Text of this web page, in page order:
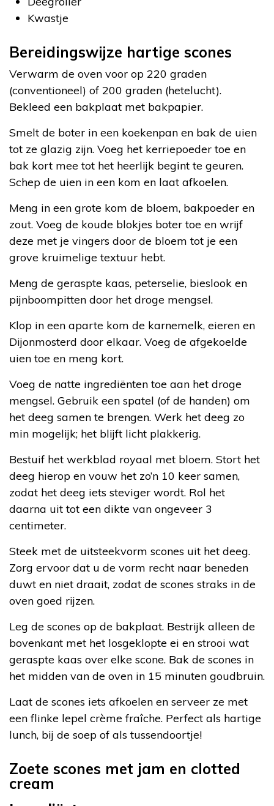
Kwastje
Bereidingswijze hartige scones
Verwarm de oven voor op 220 graden
(conventioneel) of 200 graden (hetelucht).
Bekleed een bakplaat met bakpapier.
Smelt de boter in een koekenpan en bak de uien
tot ze glazig zijn. Voeg het kerriepoeder toe en
bak kort mee tot het heerlijk begint te geuren.
Schep de uien in een kom en laat afkoelen.
Meng in een grote kom de bloem, bakpoeder en
zout. Voeg de koude blokjes boter toe en wrijf
deze met je vingers door de bloem tot je een
grove kruimelige textuur hebt.
Meng de geraspte kaas, peterselie, bieslook en
pijnboompitten door het droge mengsel.
Klop in een aparte kom de karnemelk, eieren en
Dijonmosterd door elkaar. Voeg de afgekoelde
uien toe en meng kort.
Voeg de natte ingrediënten toe aan het droge
mengsel. Gebruik een spatel (of de handen) om
het deeg samen te brengen. Werk het deeg zo
min mogelijk; het blijft licht plakkerig.
Bestuif het werkblad royaal met bloem. Stort het
deeg hierop en vouw het zo’n 10 keer samen,
zodat het deeg iets steviger wordt. Rol het
daarna uit tot een dikte van ongeveer 3
centimeter.
Steek met de uitsteekvorm scones uit het deeg.
Zorg ervoor dat u de vorm recht naar beneden
duwt en niet draait, zodat de scones straks in de
oven goed rijzen.
Leg de scones op de bakplaat. Bestrijk alleen de
bovenkant met het losgeklopte ei en strooi wat
geraspte kaas over elke scone. Bak de scones in
het midden van de oven in 15 minuten goudbruin.
Laat de scones iets afkoelen en serveer ze met
een flinke lepel crème fraîche. Perfect als hartige
lunch, bij de soep of als tussendoortje!
Zoete scones met jam en clotted
cream